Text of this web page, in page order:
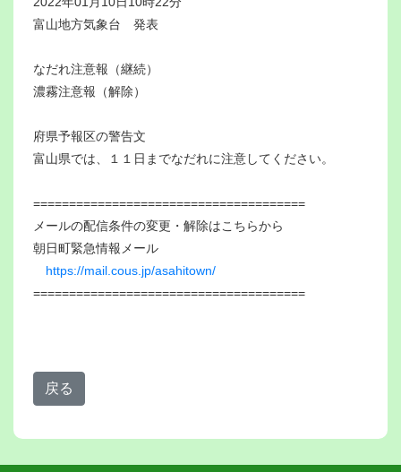
富山地方気象台 発表
なだれ注意報（継続）
濃霧注意報（解除）
府県予報区の警告文
富山県では、１１日までなだれに注意してください。
======================================
メールの配信条件の変更・解除はこちらから
朝日町緊急情報メール
https://mail.cous.jp/asahitown/
======================================
戻る